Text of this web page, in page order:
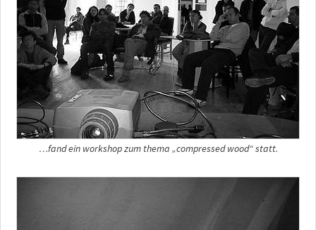
…fand ein workshop zum thema „compressed wood“ statt.